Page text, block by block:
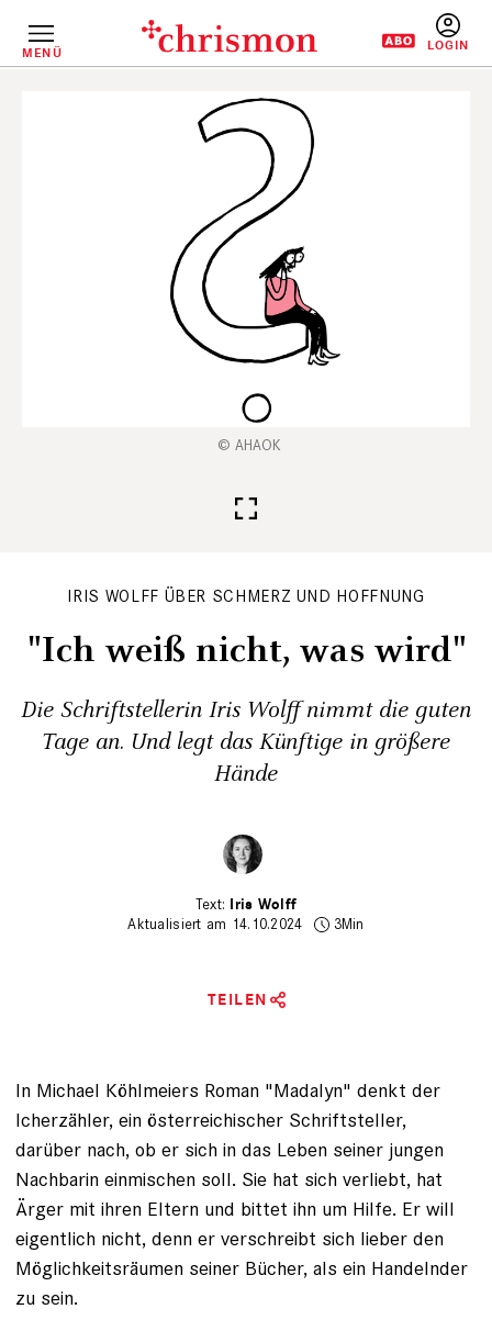
InhaltMENÜ
AHAOK
IRIS WOLFF ÜBER SCHMERZ UND HOFFNUNG
"Ich weiß nicht, was wird"
Die Schriftstellerin Iris Wolff nimmt die guten
Tage an. Und legt das Künftige in größere
Hände
Iris Wolff
Aktualisiert am 14.10.2024
3Min
TEILEN
In Michael Köhlmeiers Roman "Madalyn" denkt der
Icherzähler, ein österreichischer ­Schriftsteller,
darüber nach, ob er sich in das Leben seiner ­jungen
Nachbarin einmischen soll. Sie hat sich verliebt, hat
Ärger mit ihren Eltern und bittet ihn um Hilfe. Er will
eigentlich nicht, denn er verschreibt sich lieber den
Möglichkeitsräumen seiner Bücher, als ein Handelnder
zu sein.